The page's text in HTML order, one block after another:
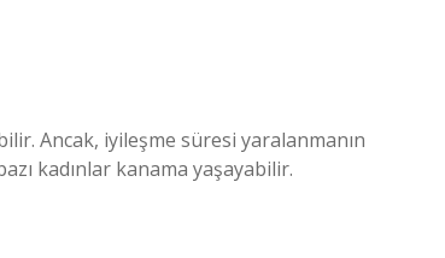
Ancak, iyileşme süresi yaralanmanın
kadınlar kanama yaşayabilir.